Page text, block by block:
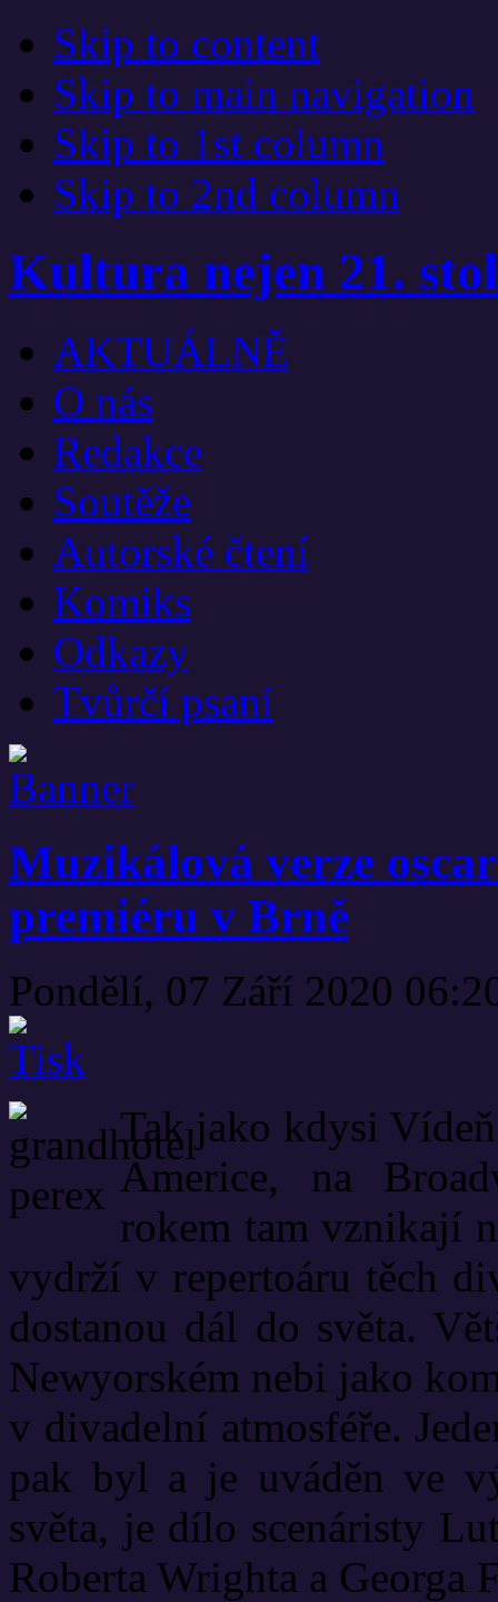
Skip to content
Skip to main navigation
Skip to 1st column
Skip to 2nd column
Kultura nejen 21.
AKTUÁLNĚ
O nás
Redakce
Soutěže
Autorské čtení
Komiks
Odkazy
Tvůrčí psaní
Muzikálová verze
premiéru v Brně
Pondělí, 07 Září 2020
Tak jako kdysi
Americe, na
rokem tam vznikají
vydrží v repertoáru těch
dostanou dál do světa.
Newyorském nebi jako
v divadelní atmosféře.
pak byl a je uváděn ve
světa, je dílo scenáristy
Roberta Wrighta a